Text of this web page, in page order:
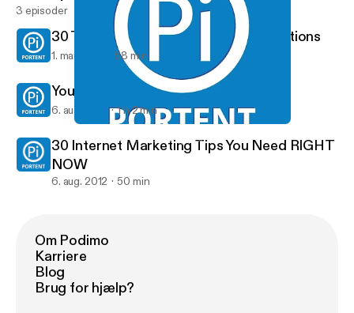
Portent Internet Marketing Podcast
3 episoder
30 Tips to Create Awesome Presentations
1. mar. 2013 58 min
Your Social Media Routine
6. aug. 2012 1 h 2 min
30 Internet Marketing Tips You Need RIGHT
NOW
6. aug. 2012 50 min
Om Podimo
Karriere
Blog
Brug for hjælp?